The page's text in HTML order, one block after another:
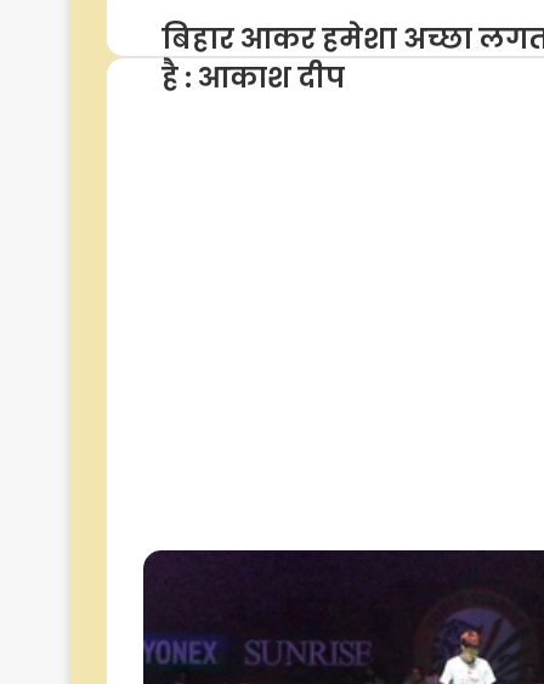
बिहार आकर हमेशा अच्छा
है : आकाश दीप